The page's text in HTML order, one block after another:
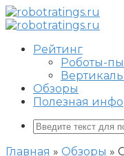
Перейти
к
Рейтинг
Роботы-
Обзоры
Полезная
Поиск:
Главная » Обзоры »